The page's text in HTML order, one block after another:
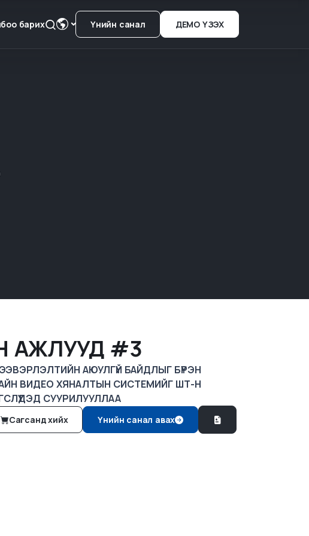
барих Үнийн санал ДЕМО ҮЗЭХ
АЖЛУУД #3
АЮУЛГҮЙ БАЙДЛЫГ БҮРЭН
ВИДЕО ХЯНАЛТЫН СИСТЕМИЙГ ШТ-Н
СУУРИЛУУЛЛАА
Сагсанд хийх Үнийн санал авах